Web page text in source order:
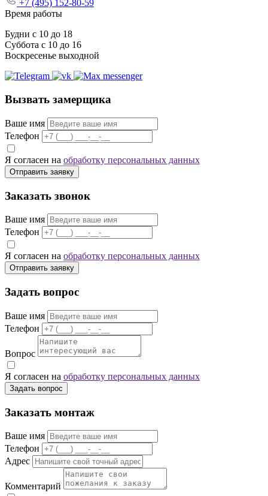
+7 (495) 152-80-59
Время работы
Будни с 10 до 18
Суббота с 10 до 16
Воскресенье выходной
Вызвать замерщика
Ваше имя
Телефон
Я согласен на обработку персональных данных
Отправить заявку
Заказать звонок
Ваше имя
Телефон
Я согласен на обработку персональных данных
Отправить заявку
Задать вопрос
Ваше имя
Телефон
Вопрос
Я согласен на обработку персональных данных
Задать вопрос
Заказать монтаж
Ваше имя
Телефон
Адрес
Комментарий